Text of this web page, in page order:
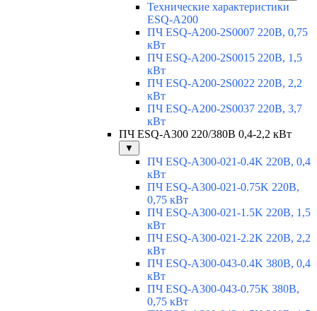
Технические характеристики
ESQ-A200
ПЧ ESQ-A200-2S0007 220В, 0,75
кВт
ПЧ ESQ-A200-2S0015 220В, 1,5
кВт
ПЧ ESQ-A200-2S0022 220В, 2,2
кВт
ПЧ ESQ-A200-2S0037 220В, 3,7
кВт
ПЧ ESQ-A300 220/380В 0,4-2,2 кВт
▼
ПЧ ESQ-A300-021-0.4K 220В, 0,4
кВт
ПЧ ESQ-A300-021-0.75K 220В,
0,75 кВт
ПЧ ESQ-A300-021-1.5K 220В, 1,5
кВт
ПЧ ESQ-A300-021-2.2K 220В, 2,2
кВт
ПЧ ESQ-A300-043-0.4K 380В, 0,4
кВт
ПЧ ESQ-A300-043-0.75K 380В,
0,75 кВт